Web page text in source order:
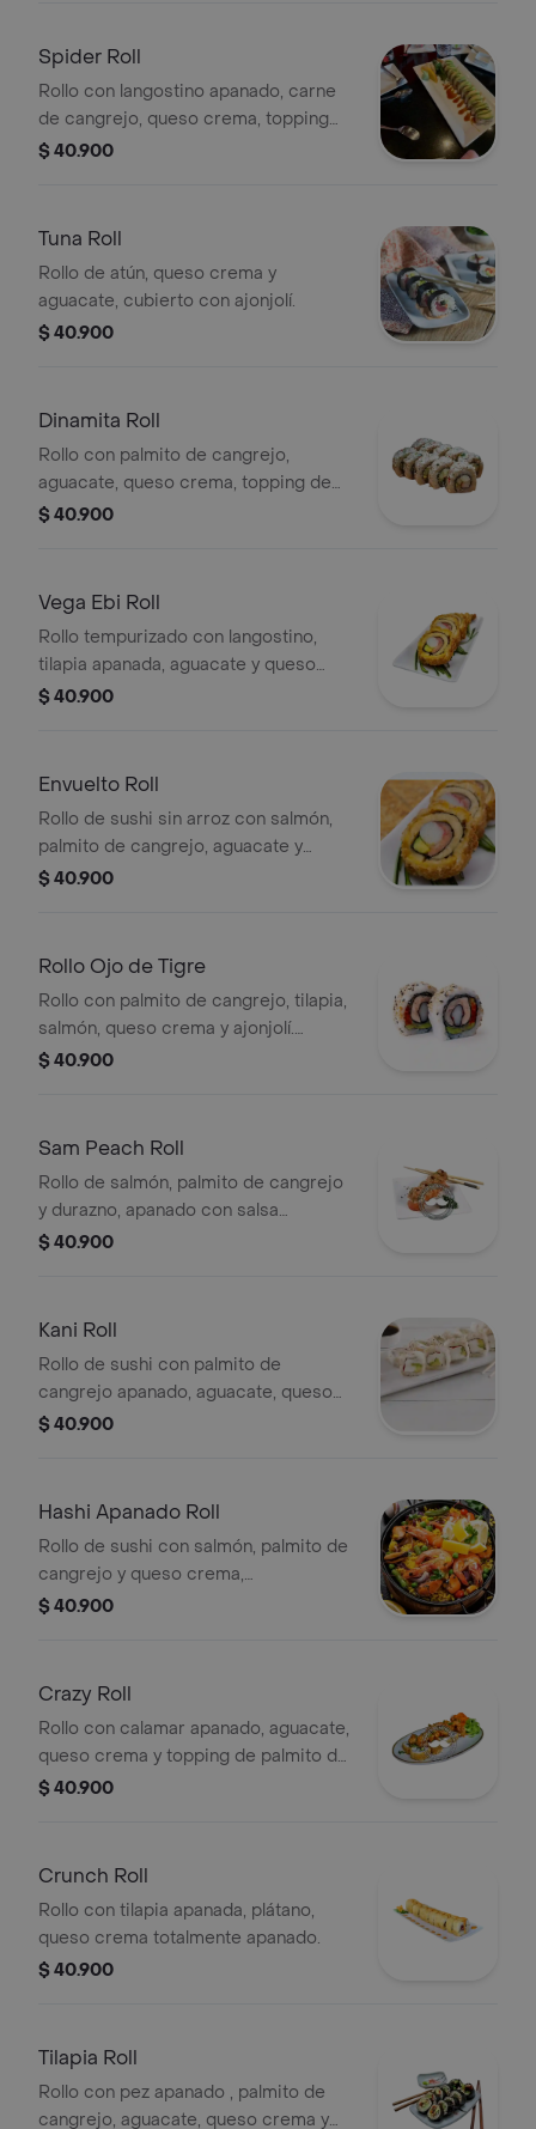
Spider Roll
Rollo con langostino apanado, carne
de cangrejo, queso crema, topping
de aguacate y salsa de rocoto.
$ 40.900
Tuna Roll
Rollo de atún, queso crema y
aguacate, cubierto con ajonjolí.
$ 40.900
Dinamita Roll
Rollo con palmito de cangrejo,
aguacate, queso crema, topping de
ajonjolí y pasta de dinamita.
$ 40.900
Vega Ebi Roll
Rollo tempurizado con langostino,
tilapia apanada, aguacate y queso
crema.
$ 40.900
Envuelto Roll
Rollo de sushi sin arroz con salmón,
palmito de cangrejo, aguacate y
queso crema, apanado y con topping
$ 40.900
Rollo Ojo de Tigre
Rollo con palmito de cangrejo, tilapia,
salmón, queso crema y ajonjolí.
Incluye aguacate y alga nori.
$ 40.900
Sam Peach Roll
Rollo de salmón, palmito de cangrejo
y durazno, apanado con salsa
dinamita.
$ 40.900
Kani Roll
Rollo de sushi con palmito de
cangrejo apanado, aguacate, queso
crema y topping de mango.
$ 40.900
Hashi Apanado Roll
Rollo de sushi con salmón, palmito de
cangrejo y queso crema,
completamente apanado.
$ 40.900
Crazy Roll
Rollo con calamar apanado, aguacate,
queso crema y topping de palmito de
cangrejo.
$ 40.900
Crunch Roll
Rollo con tilapia apanada, plátano,
queso crema totalmente apanado.
$ 40.900
Tilapia Roll
Rollo con pez apanado , palmito de
cangrejo, aguacate, queso crema y